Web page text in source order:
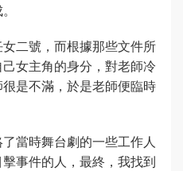
二號，而根據那些文件所
女主角的身分，對老師冷
是不滿，於是老師便臨時
當時舞台劇的一些工作人
事件的人，最終，我找到